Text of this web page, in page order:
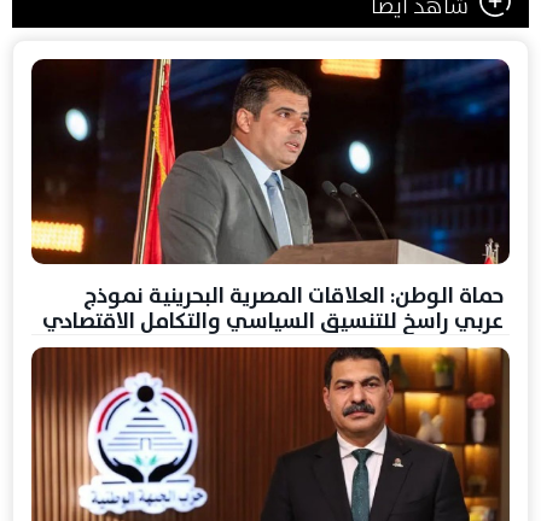
حماة الوطن: العلاقات المصرية البحرينية نموذج
عربي راسخ للتنسيق السياسي والتكامل الاقتصادي